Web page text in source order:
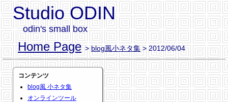
Studio ODIN
odin's small box
Home Page >blog風小ネタ集> 2012/06/04
コンテンツ
blog風 小ネタ集
オンラインツール